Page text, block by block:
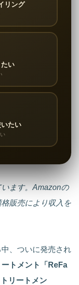
リング
い
たい
ます。Amazonの
販売により収入を
、ついに発売され
トメント「ReFa
リートメン